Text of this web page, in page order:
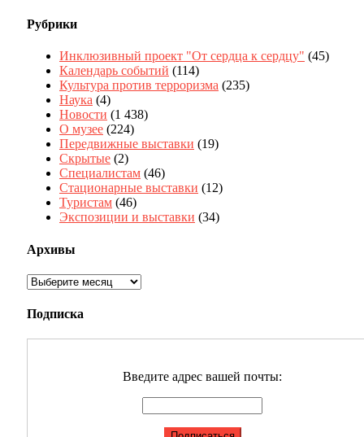
Рубрики
Инклюзивный проект "От сердца к сердцу" (45)
Календарь событий (114)
Культура против терроризма (235)
Наука (4)
Новости (1 438)
О музее (224)
Передвижные выставки (19)
Скрытые (2)
Специалистам (46)
Стационарные выставки (12)
Туристам (46)
Экспозиции и выставки (34)
Архивы
Архивы
Подписка
Введите адрес вашей почты: